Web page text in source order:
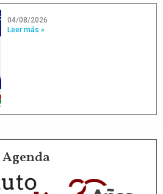
04/08/2026
Leer más »
Agenda